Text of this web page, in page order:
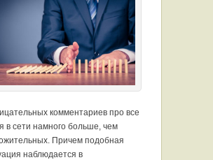
комментариев про все
в сети намного больше, чем
Причем подобная
наблюдается в